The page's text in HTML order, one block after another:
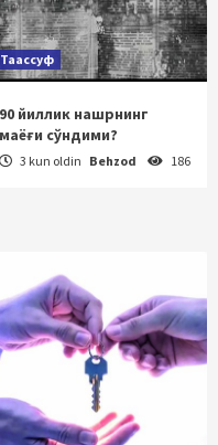
Таассуф
90 йиллик нашрнинг
маёғи сўндими?
3 kun oldin Behzod 186